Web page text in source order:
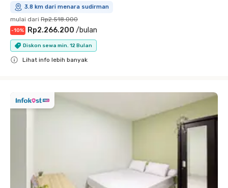
3.8 km dari menara sudirman
mulai dari Rp2.518.000
-10% Rp2.266.200 /bulan
Diskon sewa min. 12 Bulan
Lihat info lebih banyak